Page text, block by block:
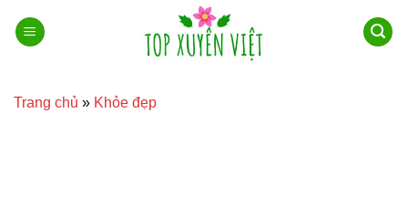
qua
Trang chủ » Khỏe đẹp